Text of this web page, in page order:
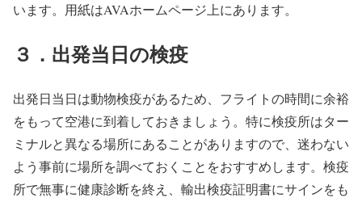
います。用紙はAVAホームページ上にあります。
３．出発当日の検疫
出発日当日は動物検疫があるため、フライトの時間に余裕
をもって空港に到着しておきましょう。特に検疫所はター
ミナルと異なる場所にあることがありますので、迷わない
よう事前に場所を調べておくことをおすすめします。検疫
所で無事に健康診断を終え、輸出検疫証明書にサインをも